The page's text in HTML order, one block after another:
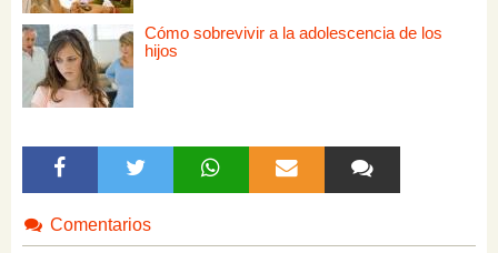
Cómo sobrevivir a la adolescencia de los
hijos
Comentarios